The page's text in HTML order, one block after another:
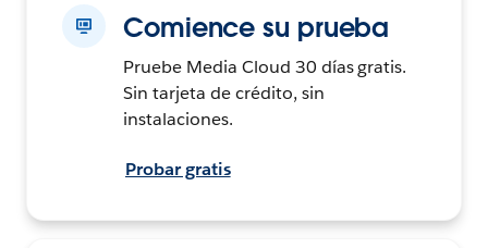
Comience su prueba
Pruebe Media Cloud 30 días gratis.
Sin tarjeta de crédito, sin
instalaciones.
Probar gratis